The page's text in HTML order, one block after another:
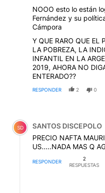
NOOO esto lo están
Fernández y su
Cámpora
Y QUE RARO QUE EL
LA POBREZA, LA
INFANTIL EN LA
2019, AHORA NO
ENTERADO??
RESPONDER 2 0
Comentario de SANTOS
SD SANTOS DISCEPOLO
PRECIO NAFTA
US.....NADA MAS Q
RESPONDER
2
RESPUESTAS